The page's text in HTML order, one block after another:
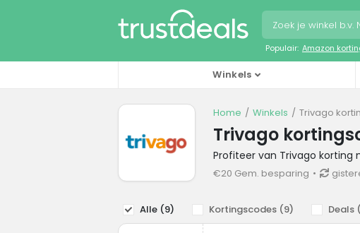
Populair: Amazon
Winkels
Home Winkels Trivago
Trivago
Profiteer van Trivago korting
€20 Gem. besparing
Alle (9) Kortingscodes (9) Deals